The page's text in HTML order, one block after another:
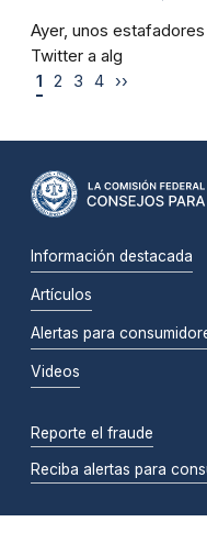
Ayer, unos
Twitter a alg
1
2 3 4 ››
Información destacada
Artículos
Alertas para
Videos
Reporte el fraude
Reciba alertas para